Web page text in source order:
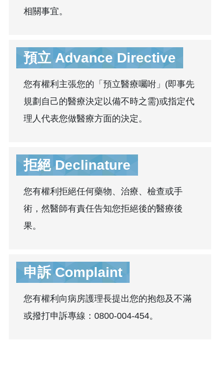
相關事宜。
預立 Advance Directive
您有權利主張您的「預立醫療囑咐」(即事先
規劃自己的醫療決定以備不時之需)或指定代
理人代表您做醫療方面的決定。
拒絕 Declinature
您有權利拒絕任何藥物、治療、檢查或手
術，然醫師有責任告知您拒絕後的醫療後
果。
申訴 Complaint
您有權利向病房護理長提出您的抱怨及不滿
或撥打申訴專線：0800-004-454。